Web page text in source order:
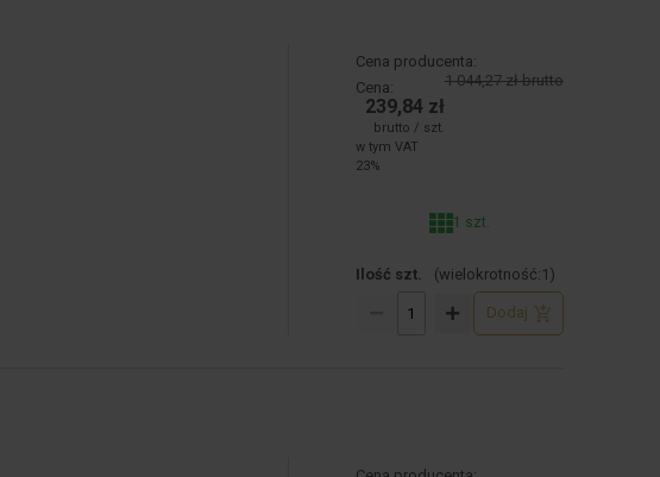
Cena producenta:
1 044,27 zł brutto
Cena:
239,84 zł
brutto / szt.
w tym VAT
23%
1 szt.
Ilość szt. (wielokrotność:1 )
Dodaj